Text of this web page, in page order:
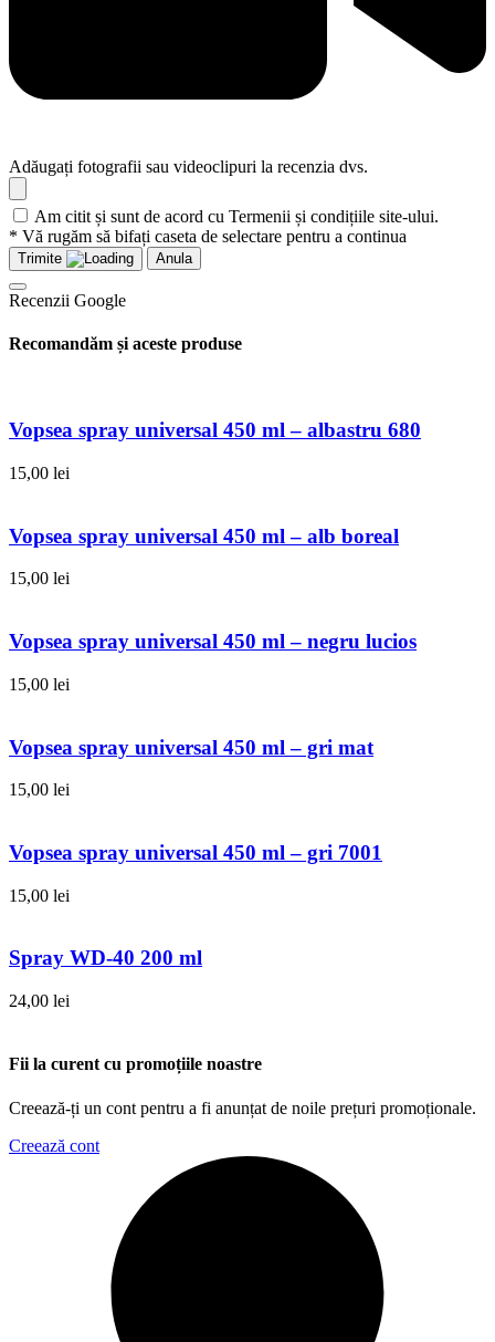
Adăugați fotografii sau videoclipuri la recenzia dvs.
Am citit și sunt de acord cu Termenii și condițiile site-ului.
* Vă rugăm să bifați caseta de selectare pentru a continua
Trimite Anula
Recenzii Google
Recomandăm și aceste produse
Vopsea spray universal 450 ml – albastru 680
15,00 lei
Vopsea spray universal 450 ml – alb boreal
15,00 lei
Vopsea spray universal 450 ml – negru lucios
15,00 lei
Vopsea spray universal 450 ml – gri mat
15,00 lei
Vopsea spray universal 450 ml – gri 7001
15,00 lei
Spray WD-40 200 ml
24,00 lei
Fii la curent cu promoțiile noastre
Creează-ți un cont pentru a fi anunțat de noile prețuri promoționale.
Creează cont